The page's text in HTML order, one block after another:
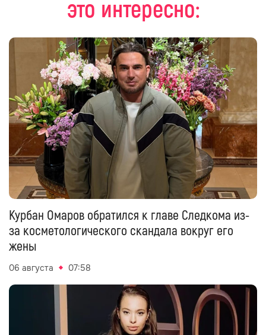
это интересно:
Курбан Омаров обратился к главе Следкома из-
за косметологического скандала вокруг его
жены
06 августа 07:58